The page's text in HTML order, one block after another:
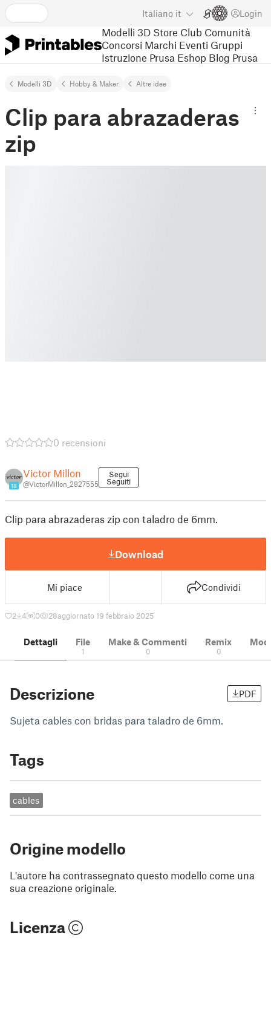
Italiano it Login
Modelli 3D Store Club Comunità
Concorsi Marchi Eventi Gruppi
Istruzione Prusa Eshop Blog Prusa
Modelli 3D Hobby & Maker Altre idee
Clip para abrazaderas
zip
0 recensioni
18
Victor Millon
@VictorMillon_2827555
Segui
Seguiti
Clip para abrazaderas zip con taladro de 6mm.
Download
Mi piace Condividi
2 4 0 28aggiornato 19 febbraio 2025
Dettagli File
1
Make & Commenti
0
Remix
0
Descrizione PDF
Sujeta cables con bridas para taladro de 6mm.
Tags
cables
Origine modello
L'autore ha contrassegnato questo modello come una
sua creazione originale.
Licenza